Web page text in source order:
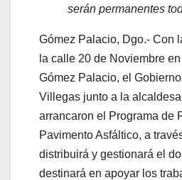
serán permanentes
Gómez Palacio, Dgo.- Con
la calle 20 de Noviembre
Gómez Palacio, el
Villegas junto a la
arrancaron el Programa de
Pavimento Asfáltico, a
distribuirá y gestionará el
destinará en apoyar los